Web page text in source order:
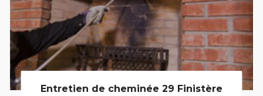
Entretien de cheminée 29 Finistère